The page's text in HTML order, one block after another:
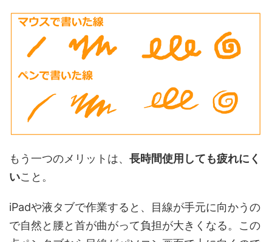
もう一つのメリットは、 長時間使用しても疲れにく
いこと。
iPadや液タブで作業すると、目線が手元に向かうの
で自然と腰と首が曲がって負担が大きくなる。この